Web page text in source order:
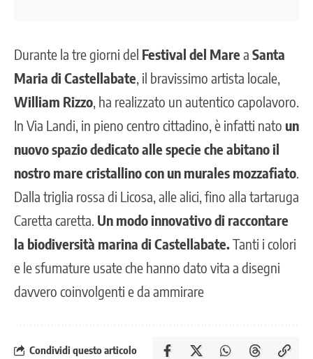
Durante la tre giorni del Festival del Mare a Santa
Maria di Castellabate , il bravissimo artista locale,
William Rizzo , ha realizzato un autentico capolavoro.
In Via Landi, in pieno centro cittadino, è infatti nato un
nuovo spazio dedicato alle specie che abitano il
nostro mare cristallino con un murales mozzafiato
Dalla triglia rossa di Licosa, alle alici, fino alla tartaruga
Caretta caretta. Un modo innovativo di raccontare
la biodiversità marina di Castellabate.Tanti i colori
e le sfumature usate che hanno dato vita a disegni
davvero coinvolgenti e da ammirare
Condividi questo articolo